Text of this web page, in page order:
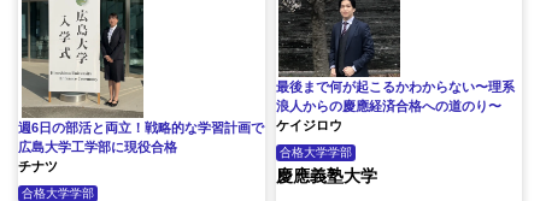
週6日の部活と両立！戦略的な学習計画で
広島大学工学部に現役合格
チナツ
合格大学学部
最後まで何が起こるかわからない〜理系
浪人からの慶應経済合格への道のり〜
ケイジロウ
合格大学学部
慶應義塾大学